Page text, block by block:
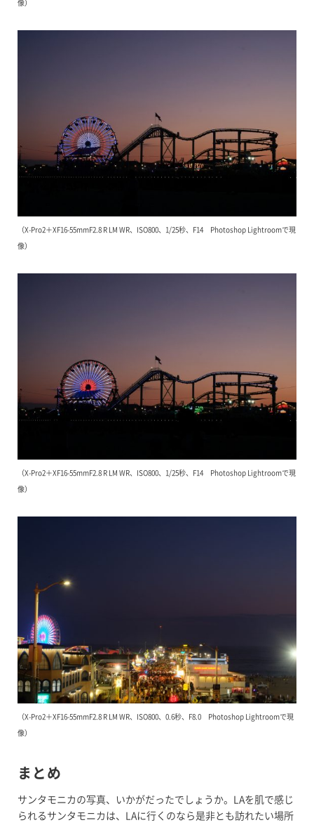
像）
（X-Pro2＋XF16-55mmF2.8 R LM WR、ISO800、1/25秒、F14 Photoshop Lightroomで現
像）
（X-Pro2＋XF16-55mmF2.8 R LM WR、ISO800、1/25秒、F14 Photoshop Lightroomで現
像）
（X-Pro2＋XF16-55mmF2.8 R LM WR、ISO800、0.6秒、F8.0 Photoshop Lightroomで現
像）
まとめ
サンタモニカの写真、いかがだったでしょうか。LAを肌で感じ
られるサンタモニカは、LAに行くのなら是非とも訪れたい場所